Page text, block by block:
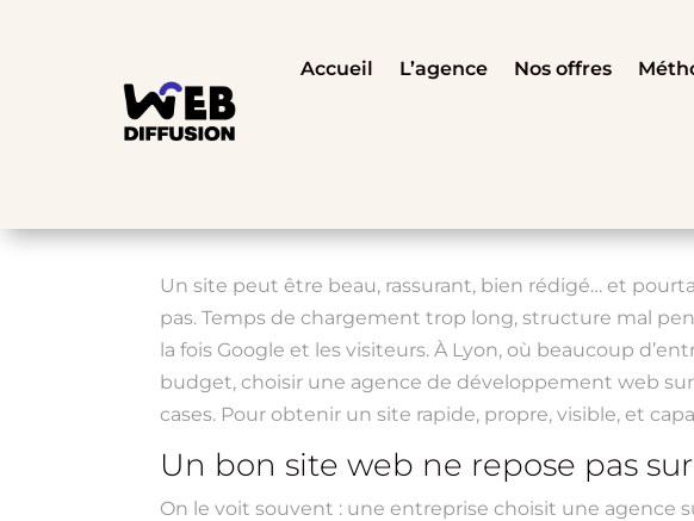
Accueil L’agence Nos offres
Un site peut être beau, rassurant, bien rédigé… et
pas. Temps de chargement trop long, structure mal
la fois Google et les visiteurs. À Lyon, où beaucoup
budget, choisir une agence de développement web
cases. Pour obtenir un site rapide, propre, visible, et
Un bon site web ne repose pas
On le voit souvent : une entreprise choisit une agence